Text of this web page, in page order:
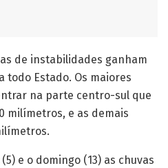
de instabilidades ganham
todo Estado. Os maiores
na parte centro-sul que
milímetros, e as demais
e o domingo (13) as chuvas